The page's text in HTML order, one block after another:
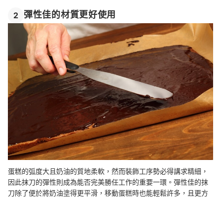
2 彈性佳的材質更好使用
蛋糕的弧度大且奶油的質地柔軟，然而裝飾工序勢必得講求精細，
因此抹刀的彈性則成為能否完美勝任工作的重要一環。彈性佳的抹
刀除了便於將奶油塗得更平滑，移動蛋糕時也能輕鬆許多，且更方